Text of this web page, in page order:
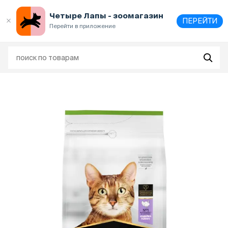
Четыре Лапы - зоомагазин
Перейти в приложение
ПЕРЕЙТИ